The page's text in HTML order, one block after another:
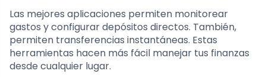
Las mejores aplicaciones permiten monitorear
gastos y configurar depósitos directos. También,
permiten transferencias instantáneas. Estas
herramientas hacen más fácil manejar tus finanzas
desde cualquier lugar.